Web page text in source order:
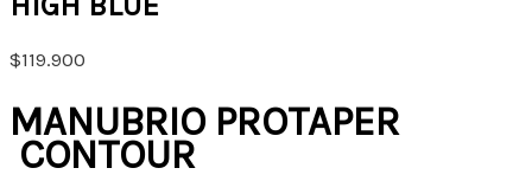
$119.900
MANUBRIO PROTAPER
CONTOUR